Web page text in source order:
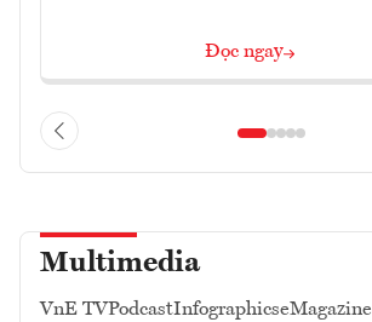
Đọc ngay
Multimedia
VnE TVPodcastInfographicseMagazine